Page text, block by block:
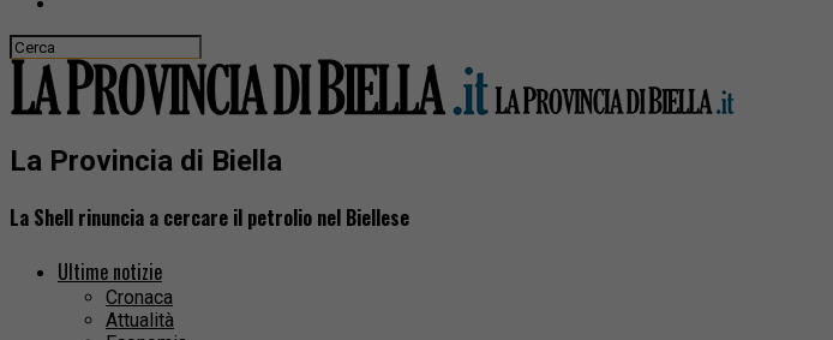
La Provincia di Biella
La Shell rinuncia a cercare il petrolio nel Biellese
Ultime notizie
Cronaca
Attualità